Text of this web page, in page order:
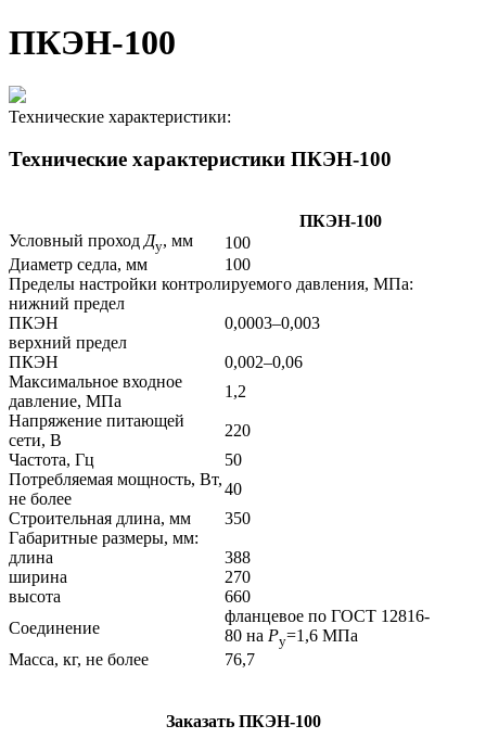
ПКЭН-100
Технические характеристики:
Технические характеристики ПКЭН-100
ПКЭН-100
Условный проход Ду, мм
100
Диаметр седла, мм
100
Пределы настройки контролируемого давления, МПа:
нижний предел
ПКЭН
0,0003–0,003
верхний предел
ПКЭН
0,002–0,06
Максимальное входное
давление, МПа
1,2
Напряжение питающей
сети, В
220
Частота, Гц
50
Потребляемая мощность, Вт,
не более
40
Строительная длина, мм
350
Габаритные размеры, мм:
длина
388
ширина
270
высота
660
Соединение
фланцевое по ГОСТ 12816-
80 на Pу=1,6 МПа
Масса, кг, не более
76,7
Заказать ПКЭН-100